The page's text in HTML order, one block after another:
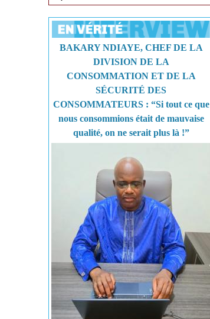
BAKARY NDIAYE, CHEF DE LA
DIVISION DE LA
CONSOMMATION ET DE LA
SÉCURITÉ DES
CONSOMMATEURS : “Si tout ce que
nous consommions était de mauvaise
qualité, on ne serait plus là !”